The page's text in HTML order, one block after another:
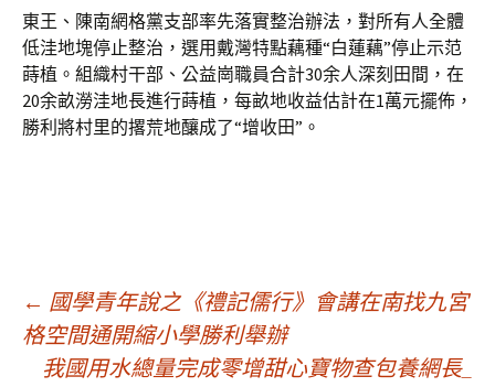
東王、陳南網格黨支部率先落實整治辦法，對所有人全體
低洼地塊停止整治，選用戴灣特點藕種“白蓮藕”停止示范
蒔植。組織村干部、公益崗職員合計30余人深刻田間，在
20余畝澇洼地長進行蒔植，每畝地收益估計在1萬元擺佈，
勝利將村里的撂荒地釀成了“增收田”。
文
← 國學青年說之《禮記儒行》會講在南找九宮
格空間通開縮小學勝利舉辦
我國用水總量完成零增甜心寶物查包養網長_